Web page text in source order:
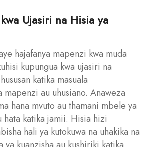
Ujasiri na Hisia ya
hajafanya mapenzi kwa muda
kupungua kwa ujasiri na
katika masuala
mapenzi au uhusiano. Anaweza
hana mvuto au thamani mbele ya
hata katika jamii. Hisia hizi
hali ya kutokuwa na uhakika na
ya kuanzisha au kushiriki katika